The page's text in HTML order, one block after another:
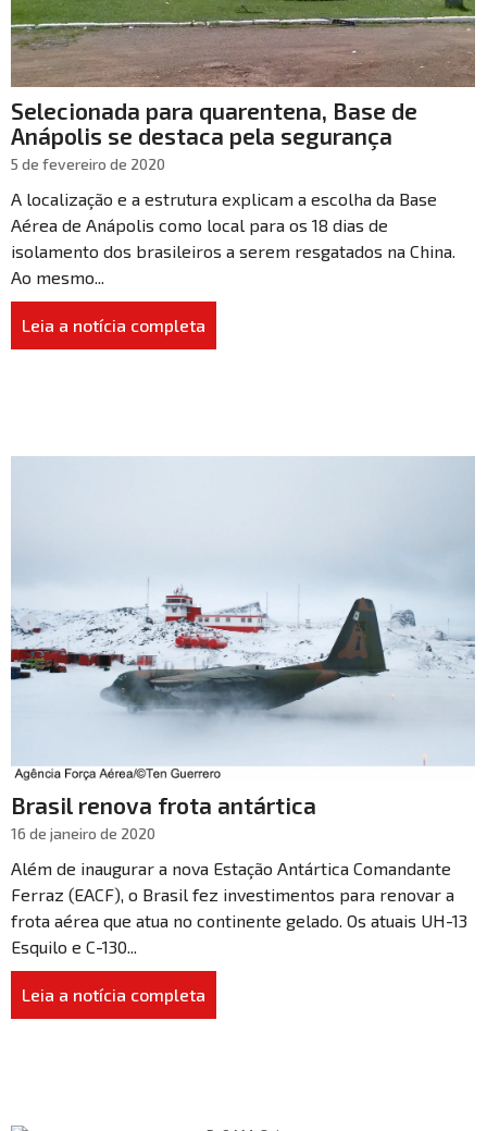
Selecionada para quarentena, Base de
Anápolis se destaca pela segurança
5 de fevereiro de 2020
A localização e a estrutura explicam a escolha da Base
Aérea de Anápolis como local para os 18 dias de
isolamento dos brasileiros a serem resgatados na China.
Ao mesmo...
Leia a notícia completa
Brasil renova frota antártica
16 de janeiro de 2020
Além de inaugurar a nova Estação Antártica Comandante
Ferraz (EACF), o Brasil fez investimentos para renovar a
frota aérea que atua no continente gelado. Os atuais UH-13
Esquilo e C-130...
Leia a notícia completa